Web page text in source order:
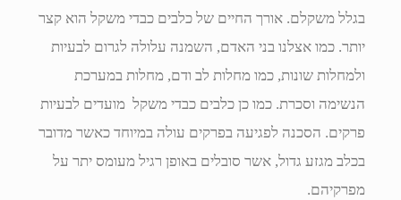
בגלל משקלם. אורך החיים של כלבים כבדי משקל הוא קצר
יותר. כמו אצלנו בני האדם, השמנה עלולה לגרום לבעיות
ולמחלות שונות, כמו מחלות לב ודם, מחלות במערכת
הנשימה וסכרת. כמו כן כלבים כבדי משקל מועדים לבעיות
פרקים. הסכנה לפגיעה בפרקים עולה במיוחד כאשר מדובר
בכלב מגזע גדול, אשר סובלים באופן רגיל מעומס יתר על
מפרקיהם.